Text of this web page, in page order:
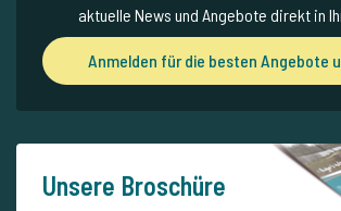
aktuelle News und Angebote direkt in
Anmelden für die besten Angebote
Unsere Broschüre